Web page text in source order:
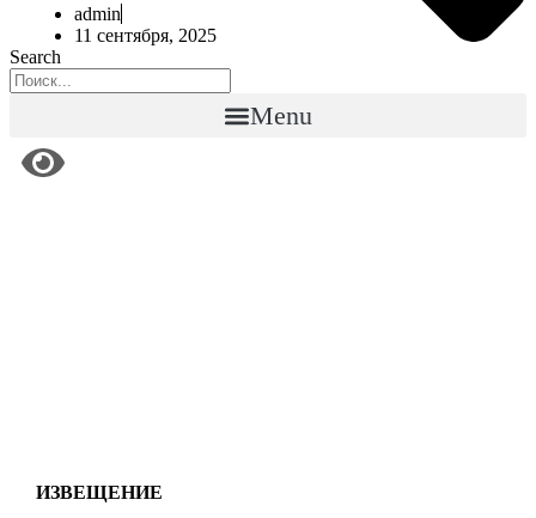
Search
Menu
admin
11 сентября, 2025
ИЗВЕЩЕНИЕ